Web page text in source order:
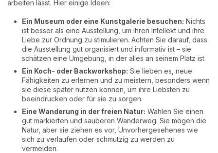
arbeiten lässt. Hier einige Ideen:
Ein Museum oder eine Kunstgalerie besuchen: Nichts
ist besser als eine Ausstellung, um ihren Intellekt und ihre
Liebe zur Ordnung zu stimulieren. Achten Sie darauf, dass
die Ausstellung gut organisiert und informativ ist – sie
schätzen eine Umgebung, in der alles an seinem Platz ist.
Ein Koch- oder Backworkshop: Sie lieben es, neue
Fähigkeiten zu erlernen und zu meistern, besonders wenn
sie diese später nutzen können, um ihre Liebsten zu
beeindrucken oder für sie zu sorgen.
Eine Wanderung in der freien Natur: Wählen Sie einen
gut markierten und sauberen Wanderweg. Sie mögen die
Natur, aber sie ziehen es vor, Unvorhergesehenes wie
sich zu verlaufen oder schmutzig zu werden zu
vermeiden.